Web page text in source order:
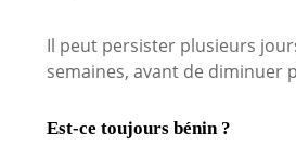
Il peut persister plusieurs
semaines, avant de diminuer
Est-ce toujours bénin ?